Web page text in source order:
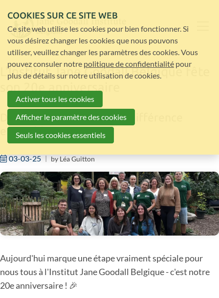
L'Institut Jane Goodall Belgique fête
son 20e anniversaire
Deux décennies à faire la différence
ensemble !
03-03-25 by Léa Guitton
Aujourd'hui marque une étape vraiment spéciale pour
nous tous à l'Institut Jane Goodall Belgique - c'est notre
20e anniversaire ! 🎉
COOKIES SUR CE SITE WEB
Ce site web utilise les cookies pour bien fonctionner. Si
vous désirez changer les cookies que nous pouvons
utiliser, veuillez changer les paramètres des cookies. Vous
pouvez consuler notre politique de confidentialité pour
plus de détails sur notre utilisation de cookies.
Activer tous les cookies
Afficher le paramètre des cookies
Seuls les cookies essentiels